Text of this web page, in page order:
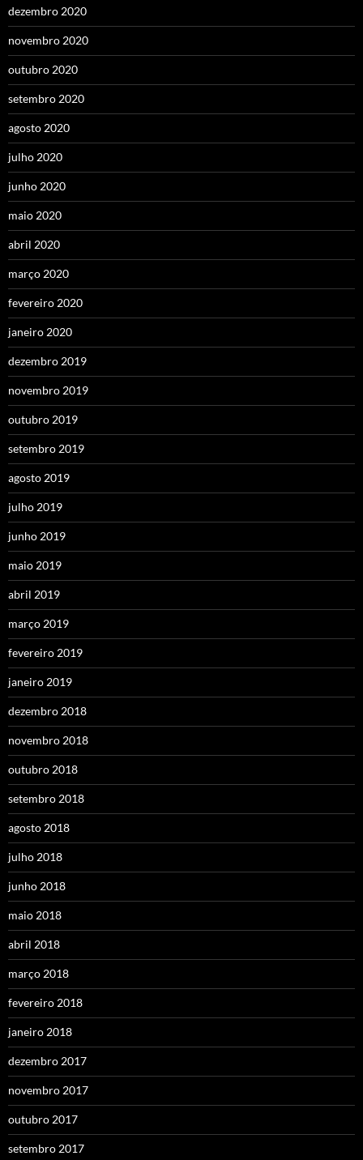
dezembro 2020
novembro 2020
outubro 2020
setembro 2020
agosto 2020
julho 2020
junho 2020
maio 2020
abril 2020
março 2020
fevereiro 2020
janeiro 2020
dezembro 2019
novembro 2019
outubro 2019
setembro 2019
agosto 2019
julho 2019
junho 2019
maio 2019
abril 2019
março 2019
fevereiro 2019
janeiro 2019
dezembro 2018
novembro 2018
outubro 2018
setembro 2018
agosto 2018
julho 2018
junho 2018
maio 2018
abril 2018
março 2018
fevereiro 2018
janeiro 2018
dezembro 2017
novembro 2017
outubro 2017
setembro 2017